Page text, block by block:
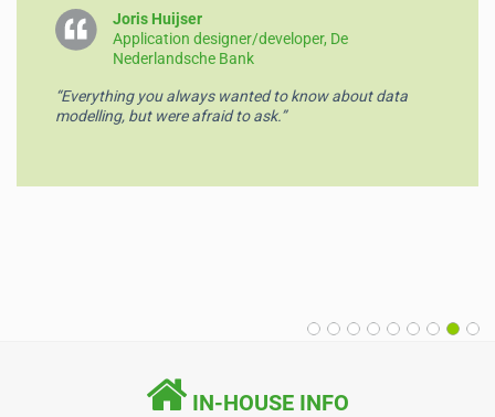
o
k
p
Joris Huijser
Application designer/developer, De
Nederlandsche Bank
“Everything you always wanted to know about data
modelling, but were afraid to ask.”
IN-HOUSE INFO